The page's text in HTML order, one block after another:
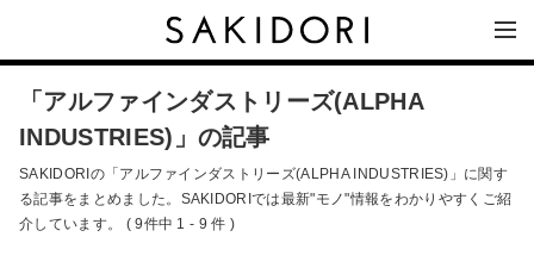
「アルファインダストリーズ(ALPHA
INDUSTRIES)」の記事
SAKIDORIの「アルファインダストリーズ(ALPHA INDUSTRIES)」に関す
る記事をまとめました。SAKIDORIでは最新"モノ"情報をわかりやすくご紹
介しています。 ( 9件中 1 - 9 件 )